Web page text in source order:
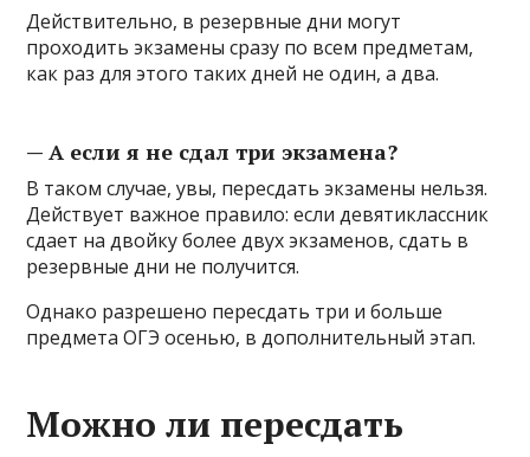
Действительно, в резервные дни могут
проходить экзамены сразу по всем предметам,
как раз для этого таких дней не один, а два.
— А если я не сдал три экзамена?
В таком случае, увы, пересдать экзамены нельзя.
Действует важное правило: если девятиклассник
сдает на двойку более двух экзаменов, сдать в
резервные дни не получится.
Однако разрешено пересдать три и больше
предмета ОГЭ осенью, в дополнительный этап.
Можно ли пересдать